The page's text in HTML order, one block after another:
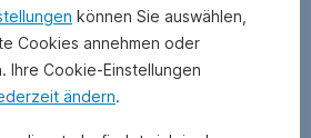
können Sie auswählen,
Cookies annehmen oder
Ihre Cookie-Einstellungen
ändern.